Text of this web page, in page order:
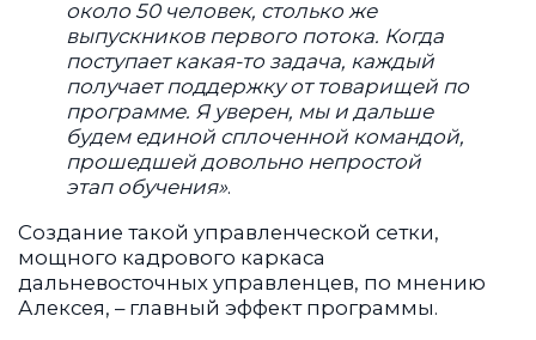
около 50 человек, столько же
выпускников первого потока. Когда
поступает какая-то задача, каждый
получает поддержку от товарищей по
программе. Я уверен, мы и дальше
будем единой сплоченной командой,
прошедшей довольно непростой
этап обучения».
Создание такой управленческой сетки,
мощного кадрового каркаса
дальневосточных управленцев, по мнению
Алексея, – главный эффект программы.